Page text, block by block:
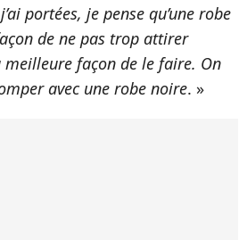
portées, je pense qu’une robe
de ne pas trop attirer
meilleure façon de le faire. On
avec une robe noire. »